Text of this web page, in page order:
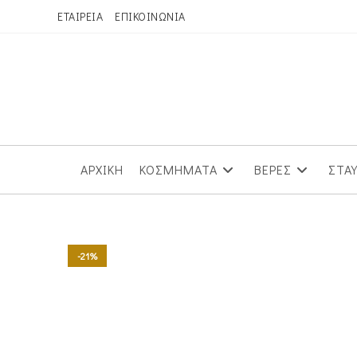
ΕΤΑΙΡΕΙΑ ΕΠΙΚΟΙΝΩΝΙΑ
ΑΡΧΙΚΗ ΚΟΣΜΗΜΑΤΑ ΒΕΡΕΣ
-21%